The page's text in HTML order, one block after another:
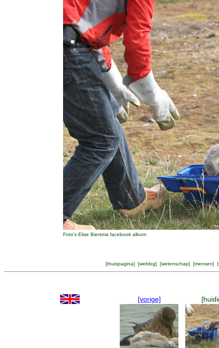
Foto's Elise Biersma facebook album
[thuispagina] [weblog] [wetenschap] [mensen] [
[vorige]